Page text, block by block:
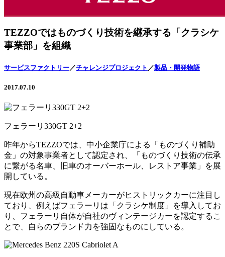
TEZZOではものづくり技術を継承する「クラシケ
事業部」を組織
サービスファクトリー ／チャレンジプロジェクト ／製品・開発物語
2017.07.10
フェラーリ330GT 2+2
昨年からTEZZOでは、中小企業庁による「ものづくり補助
金」の対象事業者として認定され、「ものづくり技術の伝承
に繋がる名車、旧車のオーバーホール、レストア事業」を展
開している。
現在欧州の高級自動車メーカーがヒストリックカーに注目し
ており、例えばフェラーリは「クラシケ制度」を導入してお
り、フェラーリ自体が自社のヴィンテージカーを認定するこ
とで、自らのブランド力を強固なものにしている。